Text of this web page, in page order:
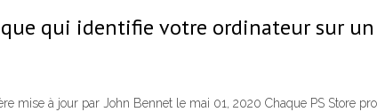
qui identifie votre ordinateur sur
mise à jour par John Bennet le mai 01, 2020 Chaque PS Store